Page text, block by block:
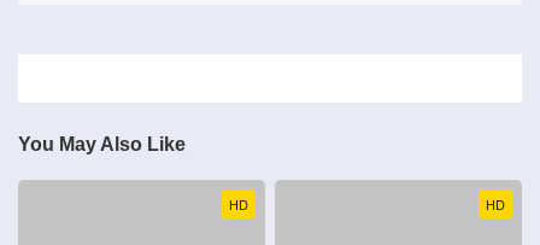
You May Also Like
HD HD